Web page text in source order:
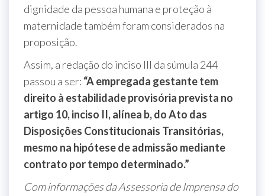
dignidade da pessoa humana e proteção à
maternidade também foram considerados na
proposição.
Assim, a redação do inciso III da súmula 244
passou a ser: “A empregada gestante tem
direito à estabilidade provisória prevista no
artigo 10, inciso II, alínea b, do Ato das
Disposições Constitucionais Transitórias,
mesmo na hipótese de admissão mediante
contrato por tempo determinado.”
Com informações da Assessoria de Imprensa do